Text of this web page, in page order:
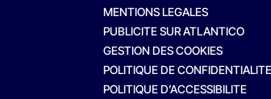
MENTIONS LEGALES
PUBLICITE SUR ATLANTICO
GESTION DES COOKIES
POLITIQUE DE CONFIDENTIALITE
POLITIQUE D’ACCESSIBILITE